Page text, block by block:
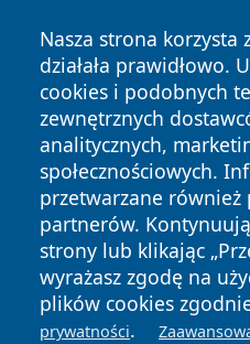
Nasza strona korzysta
działała prawidłowo.
cookies i podobnych
zewnętrznych
analitycznych,
społecznościowych.
przetwarzane również
partnerów.
strony lub klikając
wyrażasz zgodę na
plików cookies
prywatności.
Copyright © 2026
zastrzeżone.
News Autorzy
Polityka